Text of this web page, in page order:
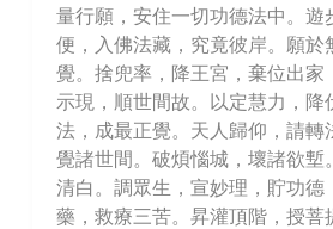
量行願，安住一切功德法中。遊
便，入佛法藏，究竟彼岸。願於
覺。捨兜率，降王宮，棄位出家
示現，順世間故。以定慧力，降
法，成最正覺。天人歸仰，請轉
覺諸世間。破煩惱城，壞諸欲塹
清白。調眾生，宣妙理，貯功德
藥，救療三苦。昇灌頂階，授菩